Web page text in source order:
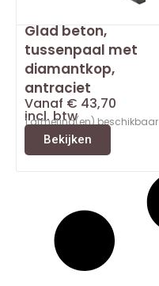
Glad beton,
tussenpaal met
diamantkop,
antraciet
Vanaf € 43,70
incl. btw
1 afmeting(en) beschikbaar
Bekijken